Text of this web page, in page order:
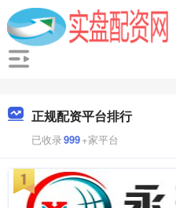
正规配资平台排行
已收录999+家平台